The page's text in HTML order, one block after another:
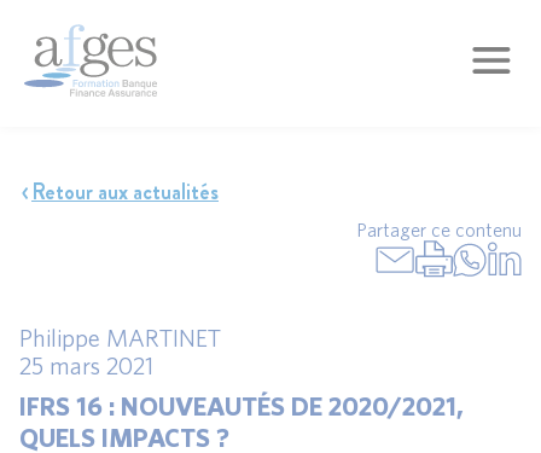
Retour aux actualités
Partager ce contenu
Philippe MARTINET
25 mars 2021
IFRS 16 : NOUVEAUTÉS DE 2020/2021,
QUELS IMPACTS ?